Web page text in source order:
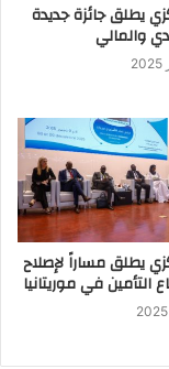
يطلق جائزة جديدة
والمالي
يطلق مساراً لإصلاح
في موريتانيا